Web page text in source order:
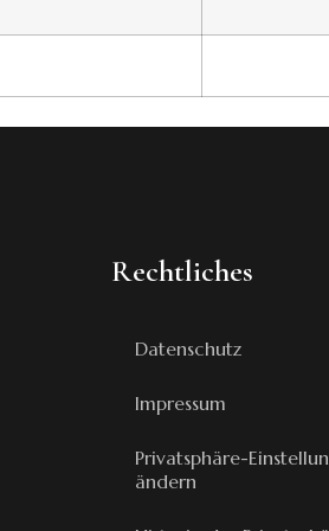
Rechtliches
Datenschutz
Impressum
Privatsphäre-
ändern